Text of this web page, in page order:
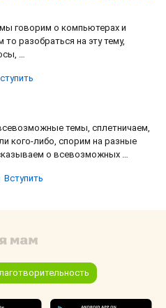
говорим о компьютерах и
разобраться на эту тему,
…
темы, сплетничаем,
кого-либо, спорим на разные
о всевозможных …
Вступить